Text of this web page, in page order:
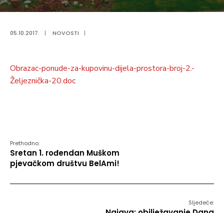
05.10.2017. | NOVOSTI |
Obrazac-ponude-za-kupovinu-dijela-prostora-broj-2.-
Željeznička-20.doc
Prethodno:
Sretan 1. rođendan Muškom
pjevačkom društvu BelAmi!
Sljedeće: